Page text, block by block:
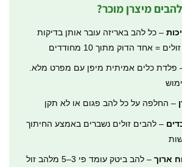
מיצרן מוכר?
להב באריזה עובר אותן בדיקות
אמיתית מיפן עם מפרט מלא.
על כל להב פגום או לא תקן
זולים נשברים באמצע החיתוך
– להב ביטק עומד פי 3–5 מלהב זול